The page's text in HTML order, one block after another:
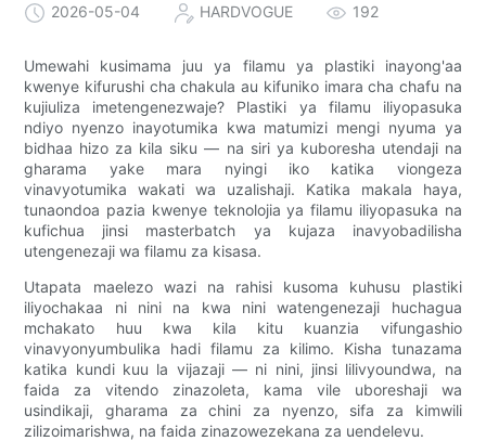
2026-05-04 HARDVOGUE 192
Umewahi kusimama juu ya filamu ya plastiki inayong'aa
kwenye kifurushi cha chakula au kifuniko imara cha chafu na
kujiuliza imetengenezwaje? Plastiki ya filamu iliyopasuka
ndiyo nyenzo inayotumika kwa matumizi mengi nyuma ya
bidhaa hizo za kila siku — na siri ya kuboresha utendaji na
gharama yake mara nyingi iko katika viongeza
vinavyotumika wakati wa uzalishaji. Katika makala haya,
tunaondoa pazia kwenye teknolojia ya filamu iliyopasuka na
kufichua jinsi masterbatch ya kujaza inavyobadilisha
utengenezaji wa filamu za kisasa.
Utapata maelezo wazi na rahisi kusoma kuhusu plastiki
iliyochakaa ni nini na kwa nini watengenezaji huchagua
mchakato huu kwa kila kitu kuanzia vifungashio
vinavyonyumbulika hadi filamu za kilimo. Kisha tunazama
katika kundi kuu la vijazaji — ni nini, jinsi lilivyoundwa, na
faida za vitendo zinazoleta, kama vile uboreshaji wa
usindikaji, gharama za chini za nyenzo, sifa za kimwili
zilizoimarishwa, na faida zinazowezekana za uendelevu.